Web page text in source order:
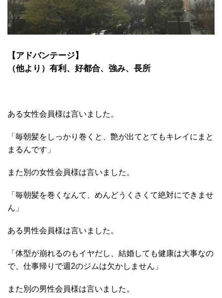
【アドバンテージ】
（他より）有利、好都合、強み、長所
ある女性会員様は言いました。
「毎朝髪をしっかり巻くと、艶が出てとてもキレイにまと
まるんです」
また別の女性会員様は言いました。
「毎朝髪を巻くなんて、めんどうくさくて絶対にできませ
ん」
ある男性会員様は言いました。
「体型が崩れるのもイヤだし、結婚しても健康は大事なの
で、仕事帰りで週2のジムは欠かしません」
また別の男性会員様は言いました。